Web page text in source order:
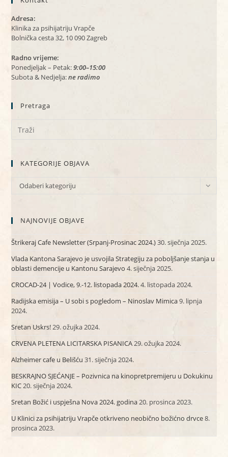
Adresa:
Klinika za psihijatriju Vrapče
Bolnička cesta 32, 10 090 Zagreb
Radno vrijeme:
Ponedjeljak – Petak:9:00–15:00
Subota & Nedjelja:ne radimo
Pretraga
KATEGORIJE OBJAVA
KATEGORIJE
Odaberi kategoriju
NAJNOVIJE OBJAVE
Štrikeraj Cafe Newsletter (Srpanj-Prosinac 2024.)30. siječnja 2025.
Vlada Kantona Sarajevo je usvojila Strategiju za poboljšanje stanja u
oblasti demencije u Kantonu Sarajevo 4. siječnja 2025.
CROCAD-24 | Vodice, 9.-12. listopada 2024.4. listopada 2024.
Radijska emisija – U sobi s pogledom – Ninoslav Mimica9. lipnja
2024.
Sretan Uskrs!29. ožujka 2024.
CRVENA PLETENA LICITARSKA PISANICA29. ožujka 2024.
Alzheimer cafe u Belišću 31. siječnja 2024.
BESKRAJNO SJEĆANJE – Pozivnica na kinopretpremijeru u Dokukinu
KIC20. siječnja 2024.
Sretan Božić i uspješna Nova 2024. godina20. prosinca 2023.
U Klinici za psihijatriju Vrapče otkriveno neobično božićno drvce8.
prosinca 2023.